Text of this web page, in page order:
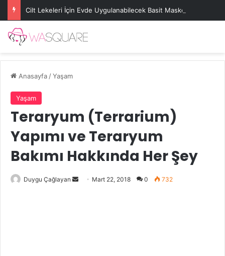
Cilt Lekeleri İçin Evde Uygulanabilecek Basit Maskeler
Anasayfa/Yaşam
Yaşam
Teraryum (Terrarium)
Yapımı ve Teraryum
Bakımı Hakkında Her Şey
Duygu Çağlayan
Bir
Mart 22, 2018 0 732